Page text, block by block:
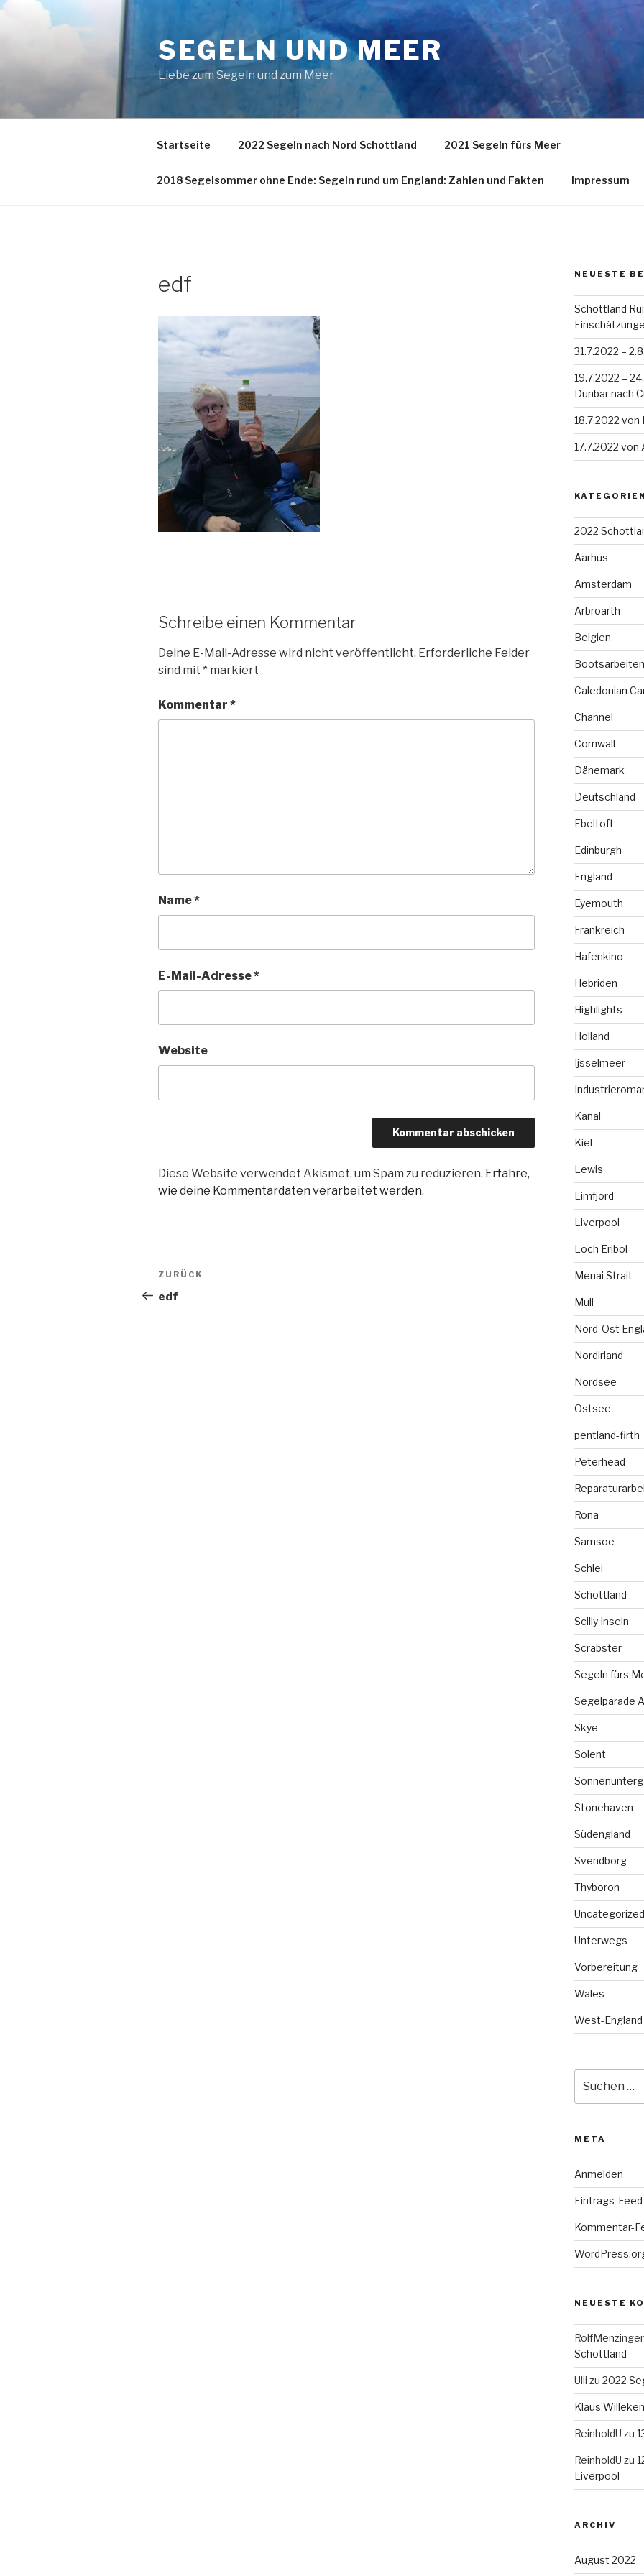
Zum
SEGELN UND MEER
Liebe zum Segeln und zum Meer
Startseite 2022 Segeln nach Nord Schottland 2021 Segeln fürs Meer
2018 Segelsommer ohne Ende: Segeln rund um England: Zahlen und Fakten Impressum
edf
Schreibe einen Kommentar
Deine E-Mail-Adresse wird nicht veröffentlicht. Erforderliche Felder
sind mit * markiert
Kommentar *
Name*
E-Mail-Adresse*
Website
Diese Website verwendet Akismet, um Spam zu reduzieren. Erfahre,
wie deine Kommentardaten verarbeitet werden.
Beitragsnavigation
Vorheriger
Beitrag
ZURÜCK
edf
NEUESTE
Schottland
31.7.2022 –
19.7.2022 –
Dunbar nach
18.7.2022 von
17.7.2022
2022
Aarhus
Amsterdam
Arbroarth
Belgien
Bootsarbeiten
Caledonian
Channel
Cornwall
Dänemark
Deutschland
Ebeltoft
Edinburgh
England
Eyemouth
Frankreich
Hafenkino
Hebriden
Highlights
Holland
Ijsselmeer
Kanal
Kiel
Lewis
Limfjord
Liverpool
Loch Eribol
Menai Strait
Mull
Nord-Ost
Nordirland
Nordsee
Ostsee
pentland-firth
Peterhead
Rona
Samsoe
Schlei
Schottland
Scilly Inseln
Scrabster
Segeln fürs
Segelparade
Skye
Solent
Stonehaven
Südengland
Svendborg
Thyboron
Uncategorized
Unterwegs
Vorbereitung
Wales
West-England
nach:
META
Anmelden
Eintrags-Feed
Kommentar-
NEUESTE
RolfMenzinger
Schottland
Ulli zu 2022
Klaus
ReinholdU zu
ReinholdU zu
Liverpool
ARCHIV
August 2022